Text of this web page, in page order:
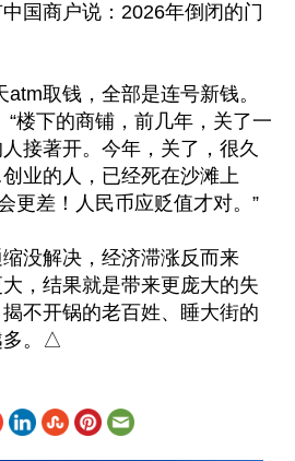
国商户说：2026年倒闭的门
取钱，全部是连号新钱。
“楼下的商铺，前几年，关了一
接著开。今年，关了，很久
业的人，已经死在沙滩上
更差！人民币应贬值才对。”
没解决，经济滞涨反而来
，结果就是带来更庞大的失
不开锅的老百姓、睡大街的